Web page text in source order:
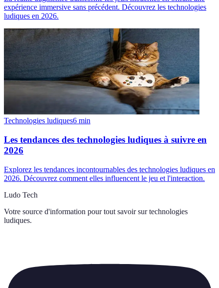
expérience immersive sans précédent. Découvrez les technologies
ludiques en 2026.
Technologies ludiques6 min
Les tendances des technologies ludiques à suivre en
2026
Explorez les tendances incontournables des technologies ludiques en
2026. Découvrez comment elles influencent le jeu et l'interaction.
Ludo Tech
Votre source d'information pour tout savoir sur technologies
ludiques.